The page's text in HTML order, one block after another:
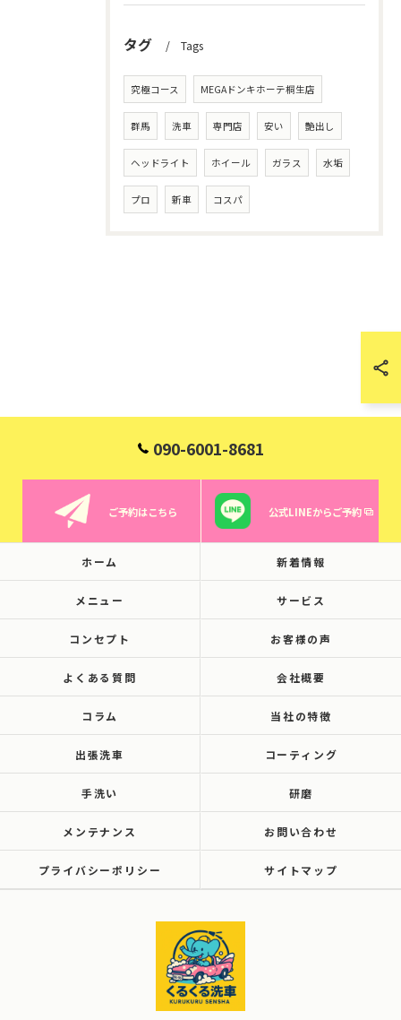
タグ Tags
究極コース MEGAドンキホーテ桐生店
群馬 洗車 専門店 安い 艶出し
ヘッドライト ホイール ガラス 水垢
プロ 新車 コスパ
090-6001-8681
ご予約はこちら 公式LINEからご予約
ホーム 新着情報
メニュー サービス
コンセプト お客様の声
よくある質問 会社概要
コラム 当社の特徴
出張洗車 コーティング
手洗い 研磨
メンテナンス お問い合わせ
プライバシーポリシー サイトマップ